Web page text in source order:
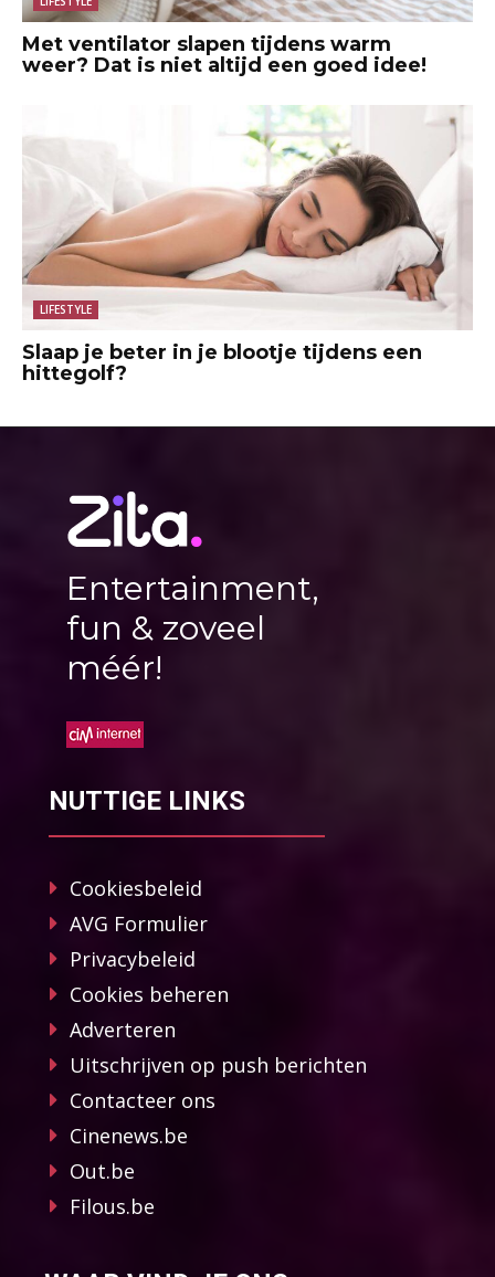
Met ventilator slapen tijdens warm
weer? Dat is niet altijd een goed idee!
LIFESTYLE
Slaap je beter in je blootje tijdens een
hittegolf?
Entertainment,
fun & zoveel
méér!
NUTTIGE LINKS
Cookiesbeleid
AVG Formulier
Privacybeleid
Cookies beheren
Adverteren
Uitschrijven op push berichten
Contacteer ons
Cinenews.be
Out.be
Filous.be